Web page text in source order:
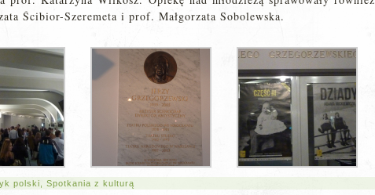
Ścibior-Szeremeta i prof. Małgorzata Sobolewska.
polski Spotkania z kulturą